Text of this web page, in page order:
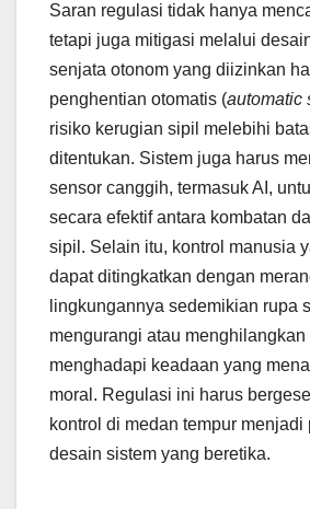
Saran regulasi tidak hanya
tetapi juga mitigasi melalui
senjata otonom yang diizinkan
penghentian otomatis (automatic
risiko kerugian sipil melebihi
ditentukan. Sistem juga harus
sensor canggih, termasuk AI,
secara efektif antara kombatan
sipil. Selain itu, kontrol manusia
dapat ditingkatkan dengan
lingkungannya sedemikian rupa
mengurangi atau
menghadapi keadaan yang
moral. Regulasi ini harus
kontrol di medan tempur menjadi
desain sistem yang beretika.